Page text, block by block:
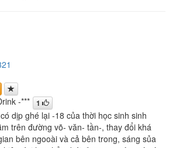
-*** 1
dịp ghé lại -18 của thời học sinh sinh
trên đường võ- văn- tần-, thay đổi khá
bên ngooài và cả bên trong, sáng sủa